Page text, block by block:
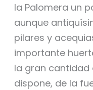
la Palomera un
aunque
pilares y
importante
la gran cantidad
dispone, de la